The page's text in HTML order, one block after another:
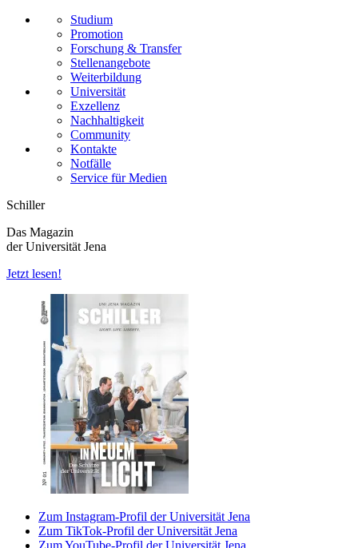
Studium
Promotion
Forschung & Transfer
Stellenangebote
Weiterbildung
Universität
Exzellenz
Nachhaltigkeit
Community
Kontakte
Notfälle
Service für Medien
Schiller
Das Magazin
der Universität Jena
Jetzt lesen!
Zum Instagram-Profil der Universität Jena
Zum TikTok-Profil der Universität Jena
Zum YouTube-Profil der Universität Jena